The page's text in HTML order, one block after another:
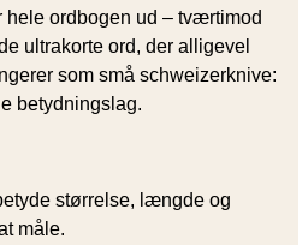
ordbogen ud – tværtimod
ultrakorte ord, der alligevel
som små schweizerknive:
betydningslag.
størrelse, længde og
måle.